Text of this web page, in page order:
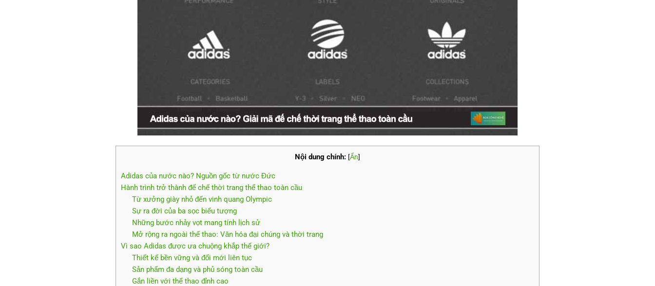
Nội dung chính: [Ẩn]
Adidas của nước nào? Nguồn gốc từ nước Đức
Hành trình trở thành đế chế thời trang thể thao toàn cầu
Từ xưởng giày nhỏ đến vinh quang Olympic
Sự ra đời của ba sọc biểu tượng
Những bước nhảy vọt mang tính lịch sử
Mở rộng ra ngoài thể thao: Văn hóa đại chúng và thời trang
Vì sao Adidas được ưa chuộng khắp thế giới?
Thiết kế bền vững và đổi mới liên tục
Sản phẩm đa dạng và phủ sóng toàn cầu
Gắn liền với thể thao đỉnh cao